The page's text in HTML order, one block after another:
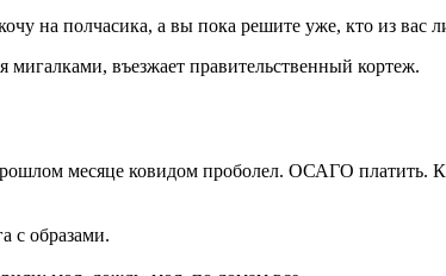
на полчасика, а вы пока решите уже, кто из вас
въезжает правительственный кортеж.
месяце ковидом проболел. ОСАГО платить.
с образами.